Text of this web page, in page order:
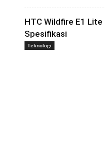
HTC Wildfire E1 Lite
Spesifikasi
Teknologi